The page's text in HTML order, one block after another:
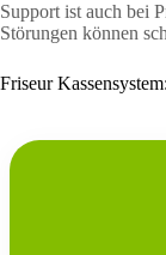
Support ist auch bei
Störungen können
Friseur